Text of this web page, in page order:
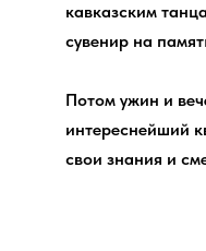
кавказским
сувенир на
Потом ужин и
интереснейший
свои знания и